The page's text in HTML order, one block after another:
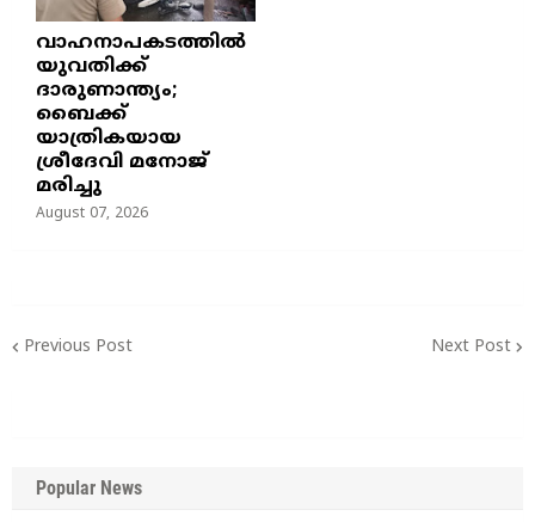
വാഹനാപകടത്തിൽ
യുവതിക്ക്
ദാരുണാന്ത്യം;
ബൈക്ക്
യാത്രികയായ
ശ്രീദേവി മനോജ്
മരിച്ചു
August 07, 2026
Previous Post Next Post
Popular News